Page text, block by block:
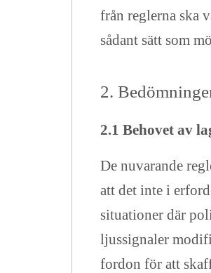
från reglerna ska
sådant sätt som
2.
2.1 Behovet av
De nuvarande
att det inte i
situationer där
ljussignaler
fordon för att